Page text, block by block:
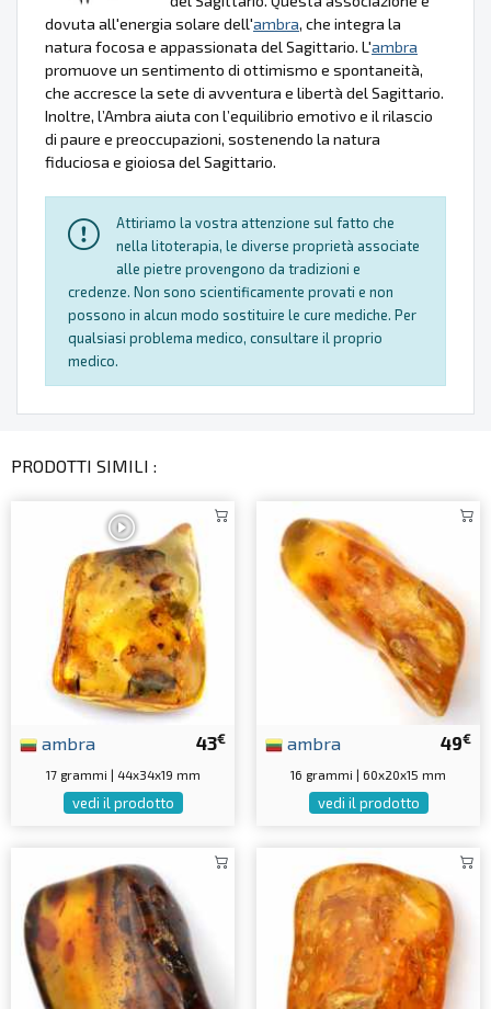
dovuta all'energia solare dell'ambra, che integra la
natura focosa e appassionata del Sagittario. L'ambra
promuove un sentimento di ottimismo e spontaneità,
che accresce la sete di avventura e libertà del Sagittario.
Inoltre, l’Ambra aiuta con l’equilibrio emotivo e il rilascio
di paure e preoccupazioni, sostenendo la natura
fiduciosa e gioiosa del Sagittario.
Attiriamo la vostra attenzione sul fatto che
nella litoterapia, le diverse proprietà associate
alle pietre provengono da tradizioni e
credenze. Non sono scientificamente provati e non
possono in alcun modo sostituire le cure mediche. Per
qualsiasi problema medico, consultare il proprio
medico.
PRODOTTI SIMILI :
43€
ambra
17 grammi | 44x34x19 mm
vedi il prodotto
49€
ambra
16 grammi | 60x20x15 mm
vedi il prodotto